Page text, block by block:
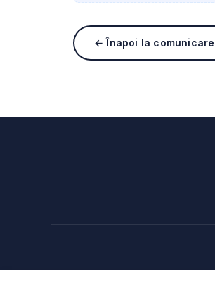
← Înapoi la comunicare